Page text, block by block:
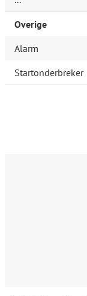
Overige
Alarm
Startonderbreker